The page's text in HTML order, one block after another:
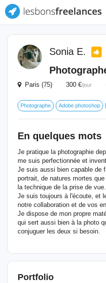
Sonia E.
Paris (75) 300 €/jour
Photographe Adobe photoshop
En quelques mots
Je pratique la photographie
me suis perfectionnée et
Je suis aussi bien capable de
portrait, de natures mortes
la technique de la prise de vue.
Je suis toujours à l'écoute, et
notre collaboration et de vos
Je dispose de mon propre
qui sert aussi bien à la photo
conjuguer les deux si besoin.
Portfolio